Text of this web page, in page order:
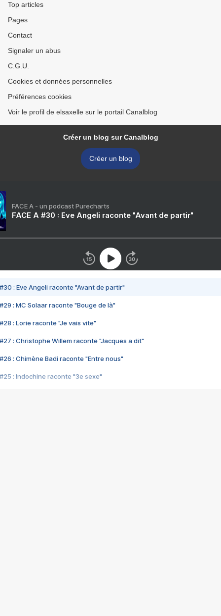
Top articles
Pages
Contact
Signaler un abus
C.G.U.
Cookies et données personnelles
Préférences cookies
Voir le profil de elsaxelle sur le portail Canalblog
Créer un blog sur Canalblog
Créer un blog
FACE A - un podcast Purecharts
FACE A #30 : Eve Angeli raconte "Avant de partir"
#30 : Eve Angeli raconte "Avant de partir"
#29 : MC Solaar raconte "Bouge de là"
#28 : Lorie raconte "Je vais vite"
#27 : Christophe Willem raconte "Jacques a dit"
#26 : Chimène Badi raconte "Entre nous"
#25 : Indochine raconte "3e sexe"